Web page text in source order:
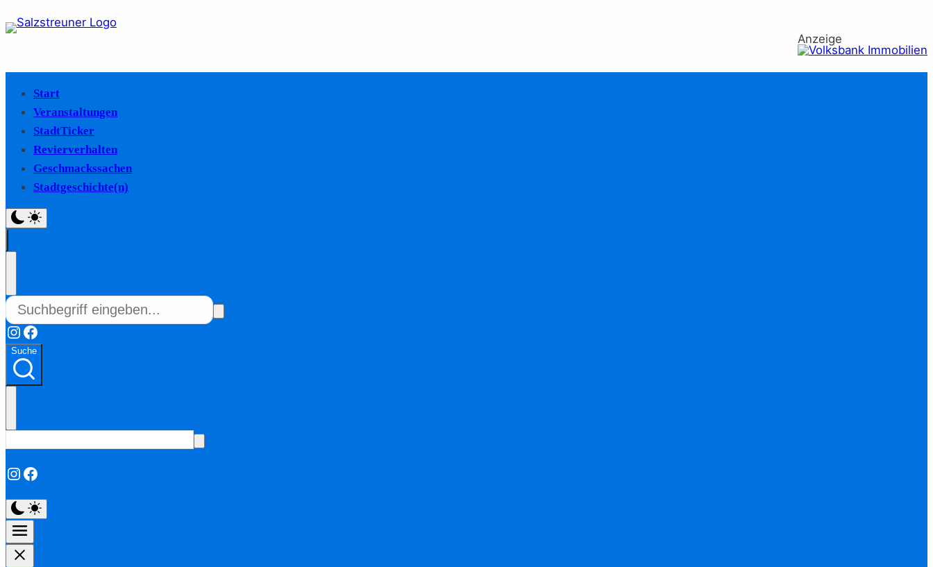
Anzeige
Start
Veranstaltungen
StadtTicker
Revierverhalten
Geschmackssachen
Stadtgeschichte(n)
Instagram
Facebook
Suche
Instagram
Facebook